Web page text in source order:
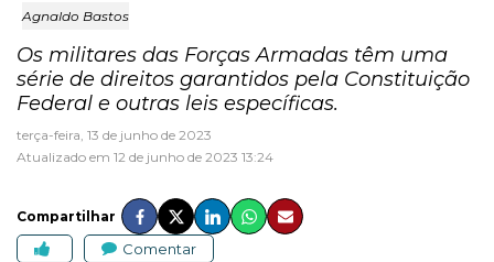
Agnaldo Bastos
Os militares das Forças Armadas têm uma
série de direitos garantidos pela Constituição
Federal e outras leis específicas.
terça-feira, 13 de junho de 2023
Atualizado em 12 de junho de 2023 13:24
Compartilhar
Comentar